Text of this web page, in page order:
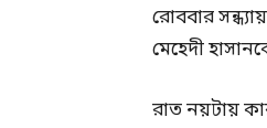
রোববার
মেহেদী
রাত নয়টায়